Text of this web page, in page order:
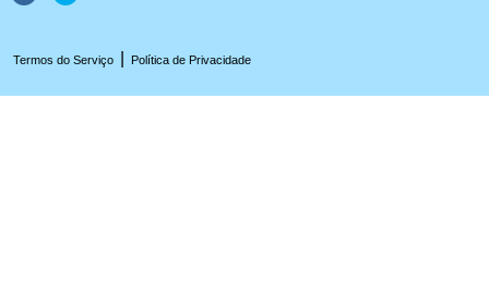
Termos do Serviço Política de Privacidade